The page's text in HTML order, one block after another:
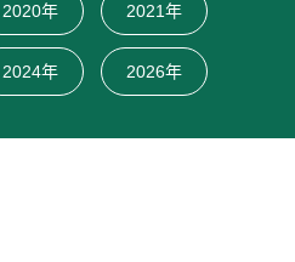
2020年 2021年
2024年 2026年